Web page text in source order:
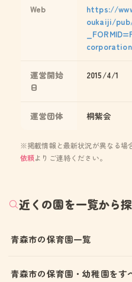
Web
https://
oukaiji/pub/
運営開始
日
2015/4/1
運営団体 桐紫会
※掲載情報と最新状況が異なる場
依頼よりご連絡ください。
近くの園を一覧から
青森市の保育園一覧
青森市の保育園・幼稚園をす